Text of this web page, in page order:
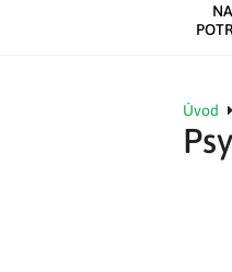
Úvod